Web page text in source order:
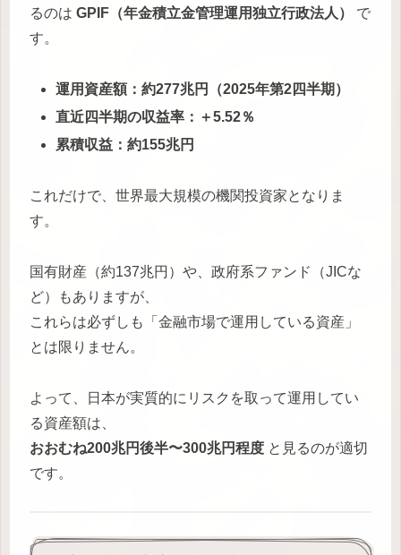
るのは GPIF（年金積立金管理運用独立行政法人）
で
す。
運用資産額：約277兆円（2025年第2四半期）
直近四半期の収益率：＋5.52％
累積収益：約155兆円
これだけで、世界最大規模の機関投資家となりま
す。
国有財産（約137兆円）や、政府系ファンド（JICな
ど）もありますが、
これらは必ずしも「金融市場で運用している資産」
とは限りません。
よって、日本が実質的にリスクを取って運用してい
る資産額は、
おおむね200兆円後半〜300兆円程度 と見るのが適切
です。